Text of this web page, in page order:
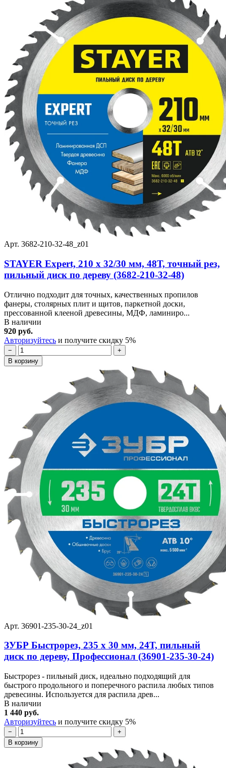
Арт. 3682-210-32-48_z01
STAYER Expert, 210 x 32/30 мм, 48Т, точный рез,
пильный диск по дереву (3682-210-32-48)
Отлично подходит для точных, качественных пропилов
фанеры, столярных плит и щитов, паркетной доски,
прессованной клееной древесины, МДФ, ламиниро...
В наличии
920 руб.
Авторизуйтесь и получите скидку 5%
−
+
В корзину
Арт. 36901-235-30-24_z01
ЗУБР Быстрорез, 235 x 30 мм, 24Т, пильный
диск по дереву, Профессионал (36901-235-30-24)
Быстрорез - пильный диск, идеально подходящий для
быстрого продольного и поперечного распила любых типов
древесины. Используется для распила древ...
В наличии
1 440 руб.
Авторизуйтесь и получите скидку 5%
−
+
В корзину